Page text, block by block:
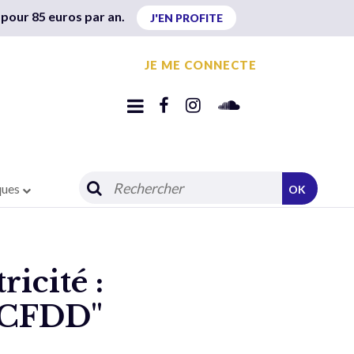
85 euros par an. J'EN PROFITE
JE ME CONNECTE
OK
: